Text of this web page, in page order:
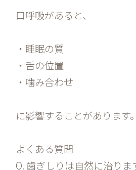
口呼吸があると、
・睡眠の質
・舌の位置
・噛み合わせ
に影響することがあります。
よくある質問
Q. 歯ぎしりは自然に治りま